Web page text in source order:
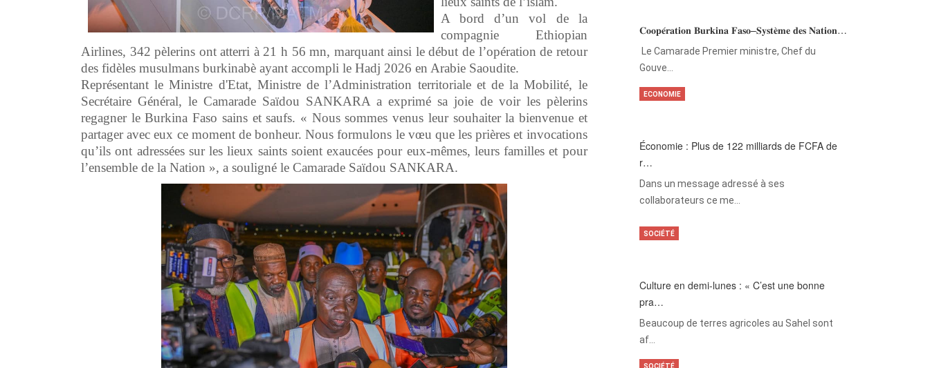
A bord d’un vol de la
compagnie Ethiopian
Airlines, 342 pèlerins ont atterri à 21 h 56 mn, marquant ainsi le début de l’opération de retour
des fidèles musulmans burkinabè ayant accompli le Hadj 2026 en Arabie Saoudite.
Représentant le Ministre d'Etat, Ministre de l’Administration territoriale et de la Mobilité, le
Secrétaire Général, le Camarade Saïdou SANKARA a exprimé sa joie de voir les pèlerins
regagner le Burkina Faso sains et saufs. « Nous sommes venus leur souhaiter la bienvenue et
partager avec eux ce moment de bonheur. Nous formulons le vœu que les prières et invocations
qu’ils ont adressées sur les lieux saints soient exaucées pour eux-mêmes, leurs familles et pour
l’ensemble de la Nation », a souligné le Camarade Saïdou SANKARA.
𝐂𝐨𝐨𝐩𝐞́𝐫𝐚𝐭𝐢𝐨𝐧 𝐁𝐮𝐫𝐤𝐢𝐧𝐚 𝐅𝐚𝐬𝐨–𝐒𝐲𝐬𝐭𝐞̀𝐦𝐞 𝐝𝐞𝐬 𝐍𝐚𝐭𝐢𝐨𝐧…
‎Le Camarade Premier ministre, Chef du
Gouve…
Économie : Plus de 122 milliards de FCFA de
r…
Dans un message adressé à ses
collaborateurs ce me…
ECONOMIE
Culture en demi-lunes : « C’est une bonne
pra…
Beaucoup de terres agricoles au Sahel sont
af…
SOCIÉTÉ
SOCIÉTÉ